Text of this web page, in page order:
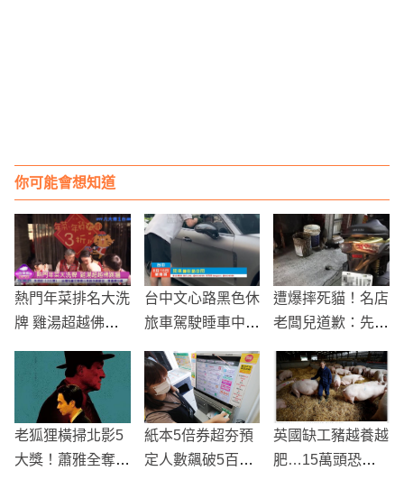
你可能會想知道
熱門年菜排名大洗
牌 雞湯超越佛跳
台中文心路黑色休
旅車駕駛睡車中
遭爆摔死貓！名店
老闆兒道歉：先被
老狐狸橫掃北影5
大獎！蕭雅全奪最
紙本5倍券超夯預
定人數飆破5百萬
英國缺工豬越養越
肥…15萬頭恐遭